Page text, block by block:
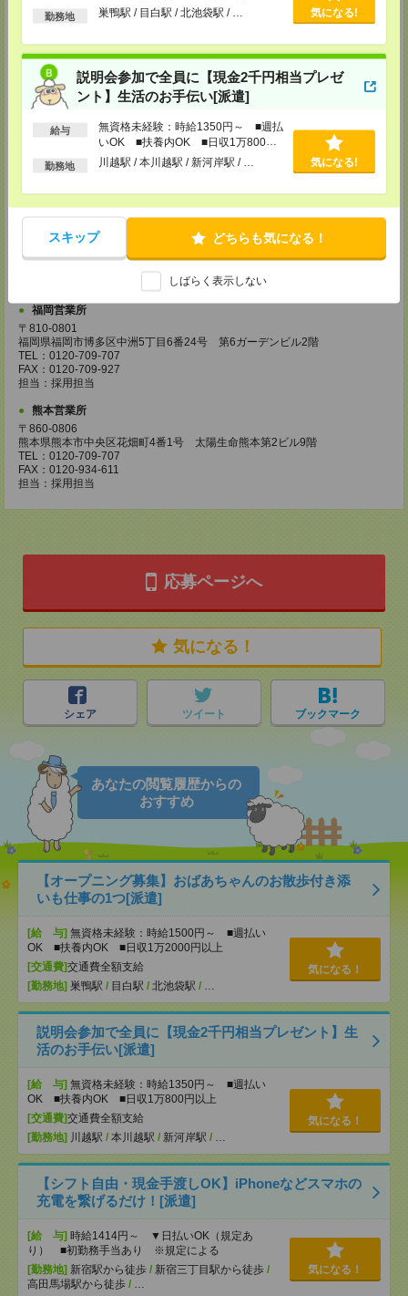
以上
勤務地 巣鴨駅 / 目白駅 / 北池袋駅 / … 気になる!
説明会参加で全員に【現金2千円相当プレゼ
ント】生活のお手伝い[派遣]
給与
無資格未経験：時給1350円～ ■週払
いOK ■扶養内OK ■日収1万800円
以上
勤務地 川越駅 / 本川越駅 / 新河岸駅 / … 気になる!
スキップ どちらも気になる！
しばらく表示しない
〒650-0044
兵庫県神戸市中央区東川崎町1丁目3番3号 神戸ハーバーランドセンタービ
ル18階
TEL：0120-995-984
FAX：0120-709-785
担当：採用担当
広島営業所
〒730-0031
広島県広島市中区紙屋町2丁目1番地22号 広島興銀ビル11階
TEL：0120-709-707
FAX：0120-934-504
松山営業所
愛媛県松山市三番町7丁目1番地21号 ジブラルタ生命松山ビル8階
TEL：0120-709-707
福岡営業所
〒810-0801
福岡県福岡市博多区中洲5丁目6番24号 第6ガーデンビル2階
TEL：0120-709-707
FAX：0120-709-927
担当：採用担当
熊本営業所
〒860-0806
熊本県熊本市中央区花畑町4番1号 太陽生命熊本第2ビル9階
TEL：0120-709-707
FAX：0120-934-611
担当：採用担当
応募ページへ
気になる！
シェア ツイート ブックマーク
あなたの閲覧履歴からの
おすすめ
【オープニング募集】おばあちゃんのお散歩付き添
いも仕事の1つ[派遣]
[給 与] 無資格未経験：時給1500円～ ■週払い
OK ■扶養内OK ■日収1万2000円以上
[交通費]交通費全額支給
[勤務地] 巣鴨駅 / 目白駅 / 北池袋駅 / …
気になる！
説明会参加で全員に【現金2千円相当プレゼント】生
活のお手伝い[派遣]
[給 与] 無資格未経験：時給1350円～ ■週払い
OK ■扶養内OK ■日収1万800円以上
[交通費]交通費全額支給
[勤務地] 川越駅 / 本川越駅 / 新河岸駅 / …
気になる！
【シフト自由・現金手渡しOK】iPhoneなどスマホの
充電を繋げるだけ！[派遣]
[給 与] 時給1414円～ ▼日払いOK（規定あ
り） ■初勤務手当あり ※規定による
[勤務地] 新宿駅から徒歩 / 新宿三丁目駅から徒歩 /
高田馬場駅から徒歩 / …
気になる！